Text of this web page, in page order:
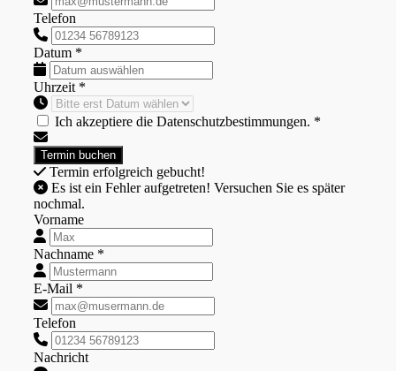
Telefon
Datum *
Uhrzeit *
Ich akzeptiere die Datenschutzbestimmungen. *
Termin erfolgreich gebucht!
nochmal.
Vorname
Nachname *
E-Mail *
Telefon
Nachricht